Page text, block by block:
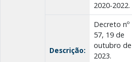
2020-2022.
Descrição:
Decreto nº
57, 19 de
outubro de
2023.